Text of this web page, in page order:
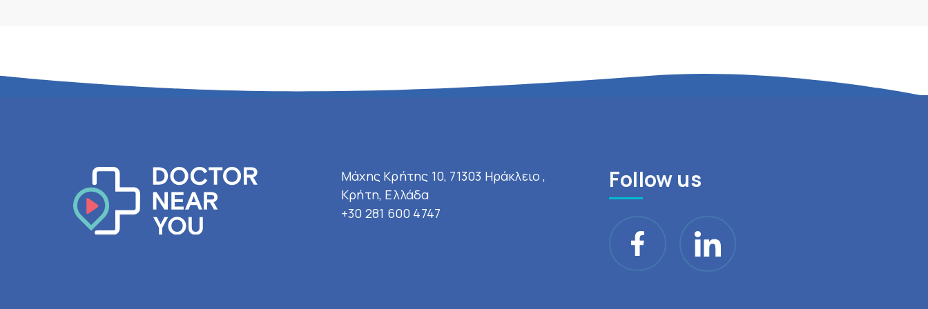
Μάχης Κρήτης 10, 71303 Ηράκλειο ,
Κρήτη, Ελλάδα
+30 281 600 4747
Follow us